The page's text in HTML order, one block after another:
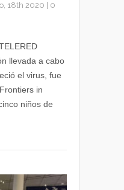
18th 2020
0
llevada a cabo
el virus, fue
in
niños de